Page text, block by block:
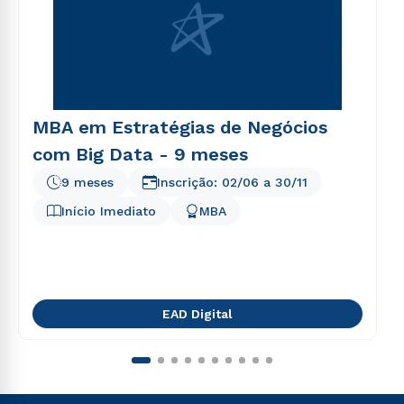
MBA em Estratégias de Negócios
com Big Data - 9 meses
Início Imediato
9 meses
MBA
Inscrição: 02/06 a 30/11
EAD Digital